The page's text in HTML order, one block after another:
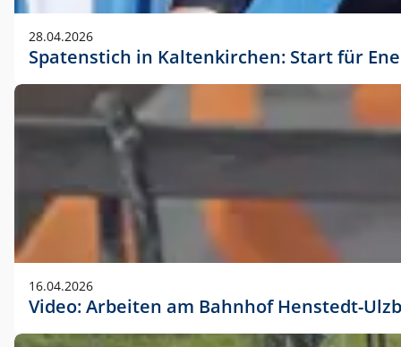
28.04.2026
Spatenstich in Kaltenkirchen: Start für
16.04.2026
Video: Arbeiten am Bahnhof Henstedt-